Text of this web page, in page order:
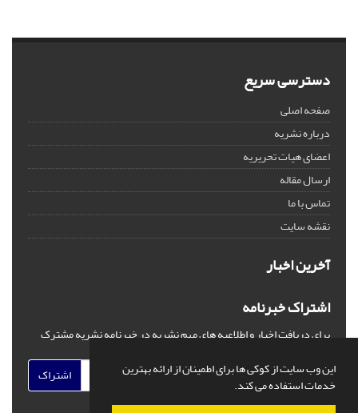
این وب سایت از کوکی ها برای اطمینان از ارائه بهترین
خدمات استفاده می کند.
دسترسی سریع
صفحه اصلی
درباره نشریه
اعضای هیات تحریریه
ارسال مقاله
تماس با ما
نقشه سایت
آخرین اخبار
اشتراک خبرنامه
برای دریافت اخبار و اطلاعیه های مهم نشریه در خبرنامه نشریه مشترک
اشتراک